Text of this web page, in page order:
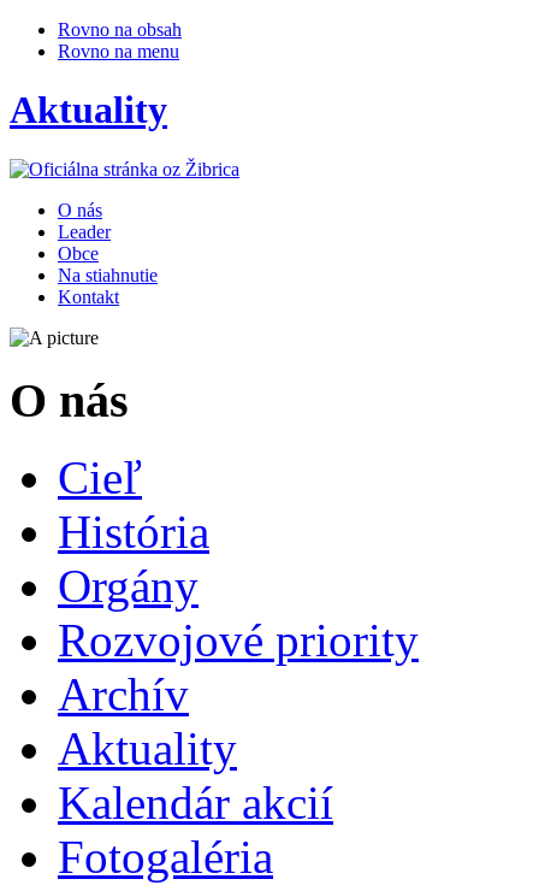
Rovno na obsah
Rovno na menu
Aktuality
O nás
Leader
Obce
Na stiahnutie
Kontakt
O nás
Cieľ
História
Orgány
Rozvojové priority
Archív
Aktuality
Kalendár akcií
Fotogaléria